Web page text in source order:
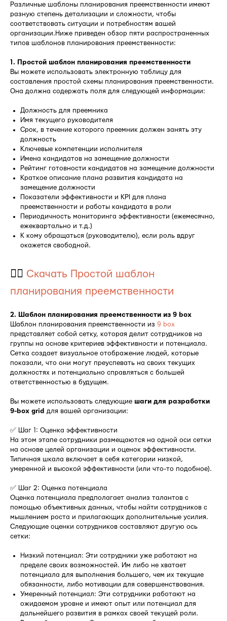
Различные шаблоны планирования преемственности имеют
разную степень детализации и сложности, чтобы
соответствовать ситуации и потребностям вашей
организации.Ниже приведен обзор пяти распространенных
типов шаблонов планирования преемственности:
1. Простой шаблон планирования преемственности
Вы можете использовать электронную таблицу для
составления простой схемы планирования преемственности.
Она должна содержать поля для следующей информации:
Должность для преемника
Имя текущего руководителя
Срок, в течение которого преемник должен занять эту
должность
Ключевые компетенции исполнителя
Имена кандидатов на замещение должности
Рейтинг готовности кандидатов на замещение должности
Краткое описание плана развития кандидата на
замещение должности
Показатели эффективности и KPI для плана
преемственности и работы кандидата в роли
Периодичность мониторинга эффективности (ежемесячно,
ежеквартально и т.д.)
К кому обращаться (руководителю), если роль вдруг
окажется свободной.
👉🏻 Скачать Простой шаблон
планирования преемственности
2. Шаблон планирования преемственности из 9 box
Шаблон планирования преемственности из 9 box
представляет собой сетку, которая делит сотрудников на
группы на основе критериев эффективности и потенциала.
Сетка создает визуальное отображение людей, которые
показали, что они могут преуспевать на своих текущих
должностях и потенциально справляться с большей
ответственностью в будущем.
Вы можете использовать следующие шаги для разработки
9-box grid для вашей организации:
✅ Шаг 1: Оценка эффективности
На этом этапе сотрудники размещаются на одной оси сетки
на основе целей организации и оценок эффективности.
Типичная шкала включает в себя категории низкой,
умеренной и высокой эффективности (или что-то подобное).
✅ Шаг 2: Оценка потенциала
Оценка потенциала предполагает анализ талантов с
помощью объективных данных, чтобы найти сотрудников с
мышлением роста и прилагающих дополнительные усилия.
Следующие оценки сотрудников составляют другую ось
сетки:
Низкий потенциал: Эти сотрудники уже работают на
пределе своих возможностей. Им либо не хватает
потенциала для выполнения большего, чем их текущие
обязанности, либо мотивации для совершенствования.
Умеренный потенциал: Эти сотрудники работают на
ожидаемом уровне и имеют опыт или потенциал для
дальнейшего развития в рамках своей текущей роли.